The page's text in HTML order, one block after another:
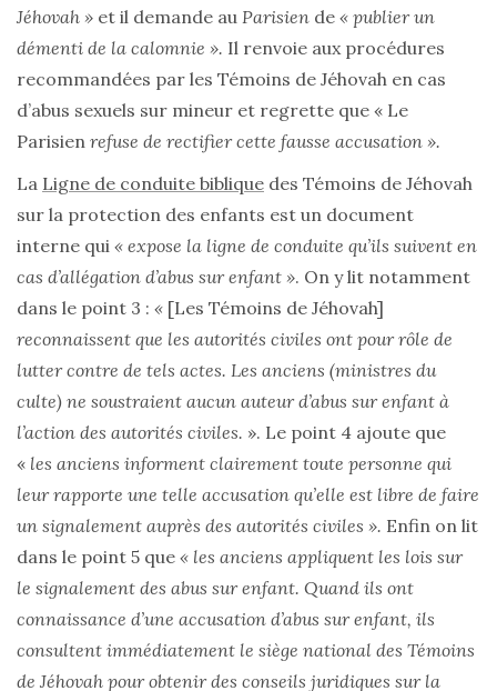
Jéhovah » et il demande au Parisien de « publier un
démenti de la calomnie ». Il renvoie aux procédures
recommandées par les Témoins de Jéhovah en cas
d’abus sexuels sur mineur et regrette que « Le
Parisien refuse de rectifier cette fausse accusation ».
La Ligne de conduite biblique des Témoins de Jéhovah
sur la protection des enfants est un document
interne qui « expose la ligne de conduite qu’ils suivent en
cas d’allégation d’abus sur enfant ». On y lit notamment
dans le point 3 : « [Les Témoins de Jéhovah]
reconnaissent que les autorités civiles ont pour rôle de
lutter contre de tels actes. Les anciens (ministres du
culte) ne soustraient aucun auteur d’abus sur enfant à
l’action des autorités civiles. ». Le point 4 ajoute que
« les anciens informent clairement toute personne qui
leur rapporte une telle accusation qu’elle est libre de faire
un signalement auprès des autorités civiles ». Enfin on lit
dans le point 5 que « les anciens appliquent les lois sur
le signalement des abus sur enfant. Quand ils ont
connaissance d’une accusation d’abus sur enfant, ils
consultent immédiatement le siège national des Témoins
de Jéhovah pour obtenir des conseils juridiques sur la